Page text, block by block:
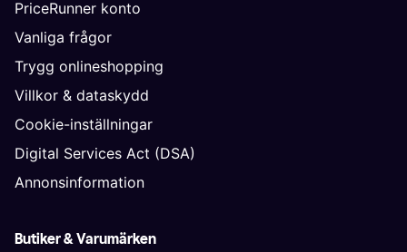
PriceRunner konto
Vanliga frågor
Trygg onlineshopping
Villkor & dataskydd
Cookie-inställningar
Digital Services Act (DSA)
Annonsinformation
Butiker & Varumärken